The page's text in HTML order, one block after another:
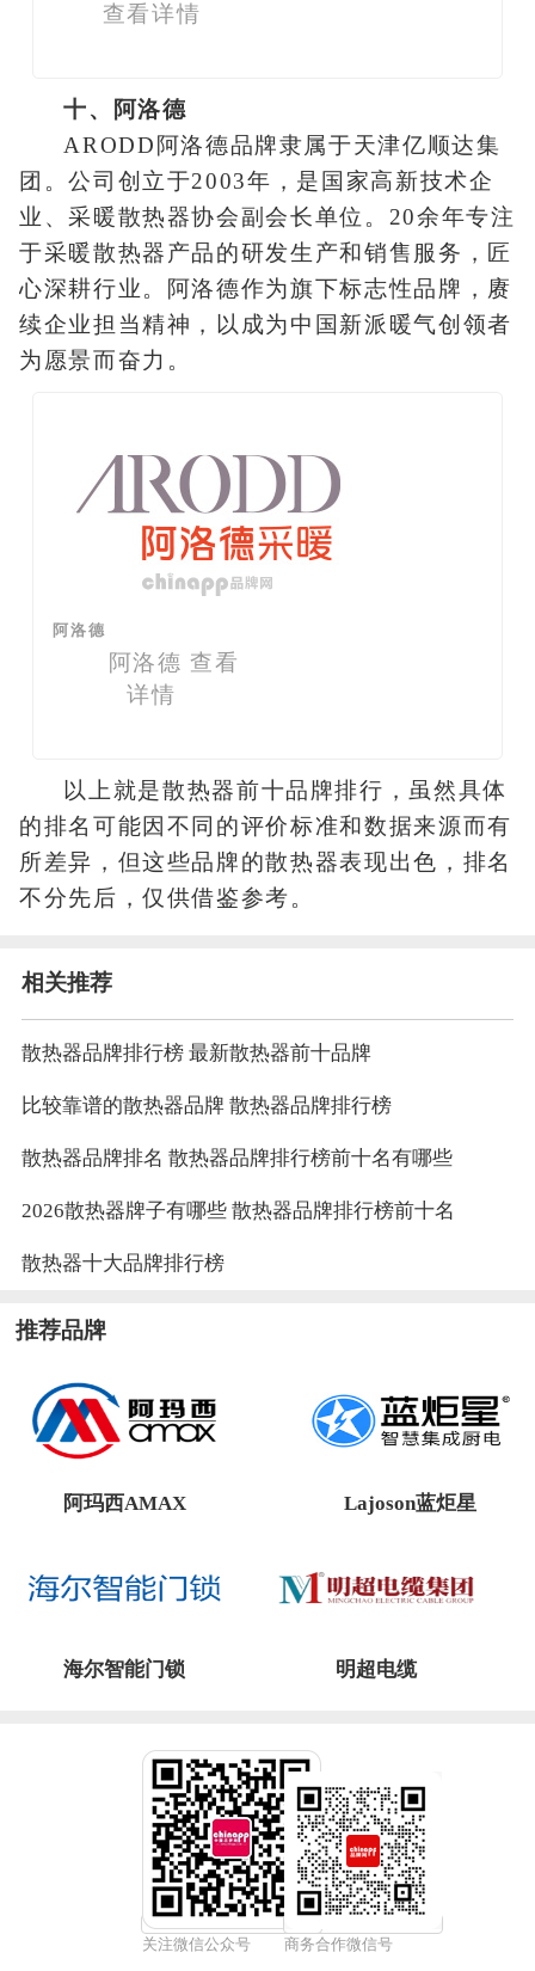
查看详情
十、阿洛德
ARODD阿洛德品牌隶属于天津亿顺达集
团。公司创立于2003年，是国家高新技术企
业、采暖散热器协会副会长单位。20余年专注
于采暖散热器产品的研发生产和销售服务，匠
心深耕行业。阿洛德作为旗下标志性品牌，赓
续企业担当精神，以成为中国新派暖气创领者
为愿景而奋力。
阿洛德
阿洛德 查看
详情
以上就是散热器前十品牌排行，虽然具体
的排名可能因不同的评价标准和数据来源而有
所差异，但这些品牌的散热器表现出色，排名
不分先后，仅供借鉴参考。
相关推荐
散热器品牌排行榜 最新散热器前十品牌
比较靠谱的散热器品牌 散热器品牌排行榜
散热器品牌排名 散热器品牌排行榜前十名有哪些
2026散热器牌子有哪些 散热器品牌排行榜前十名
散热器十大品牌排行榜
推荐品牌
阿玛西AMAX Lajoson蓝炬星
海尔智能门锁 明超电缆
关注微信公众号 商务合作微信号